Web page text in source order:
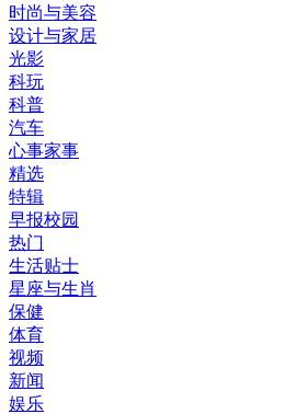
时尚与美容
设计与家居
光影
科玩
科普
汽车
心事家事
精选
特辑
早报校园
热门
生活贴士
星座与生肖
保健
体育
视频
新闻
娱乐